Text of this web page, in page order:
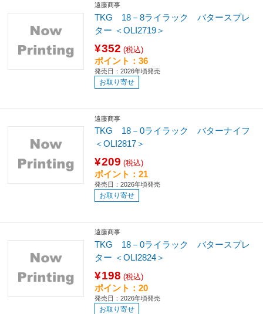
遠藤商事
TKG 18－8ライラック バタースプレ
ター ＜OLI2719＞
¥352 (税込)
ポイント：36
発売日：2026年頃発売
お取り寄せ
遠藤商事
TKG 18－0ライラック バターナイフ
＜OLI2817＞
¥209 (税込)
ポイント：21
発売日：2026年頃発売
お取り寄せ
遠藤商事
TKG 18－0ライラック バタースプレ
ター ＜OLI2824＞
¥198 (税込)
ポイント：20
発売日：2026年頃発売
お取り寄せ